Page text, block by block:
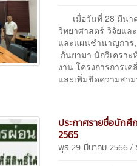
เมื่อวันที่ 28 มีนาค
วิทยาศาสตร์ วิจัยแล
และแผนชำนาญการ
กันยามา นักวิเครา
งาน โครงการการเ
และเพิ่มขีดความสา
ประกาศรายชื่อนัก
2565
พุธ 29 มีนาคม 2566 /